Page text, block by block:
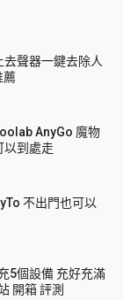
聲器一鍵去除人
薦
AnyGo 魔物
以到處走
不出門也可以
5個設備 充好充滿
開箱 評測